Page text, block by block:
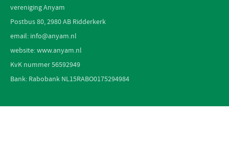
vereniging Anyam
Postbus 80, 2980 AB Ridderkerk
email: info@anyam.nl
website: www.anyam.nl
KvK nummer 56592949
Bank: Rabobank NL15RABO0175294984